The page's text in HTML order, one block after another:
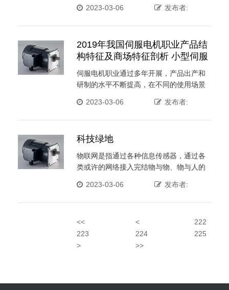
2023-03-06 发布者:
2019年我国伺服电机职业产品结
构特征及商场特征剖析 小型伺服
占比较高【组图】
伺服电机职业通过多年开展，产品出产和
研制的水平不断提高，在不同的使用场景
2023-03-06 发布者:
科技绿地
物联网是指通过各种信息传感器，通过各
类或许的网络接入完结物与物、物与人的
2023-03-06 发布者:
<< <
222
223
224
225
>
>>